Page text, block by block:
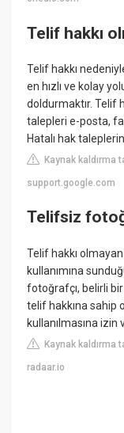
Telif hakkı
Telif hakkı
en hızlı ve kolay
doldurmaktır. Telif
talepleri e-posta,
Hatalı hak
Kaynak kaldırma
support.google.com
Telifsiz
Telif hakkı
kullanımına
fotoğrafçı, belirli
telif hakkına sahip
kullanılmasına izin
Kaynak kaldırma
radaar.io